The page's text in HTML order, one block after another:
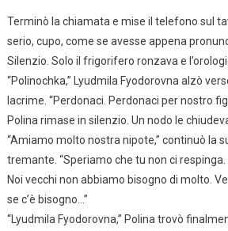
Terminò la chiamata e mise il telefono sul
serio, cupo, come se avesse appena
Silenzio. Solo il frigorifero ronzava e
“Polinochka,” Lyudmila Fyodorovna alzò
lacrime. “Perdonaci. Perdonaci per nostro
Polina rimase in silenzio. Un nodo le
“Amiamo molto nostra nipote,” continuò la
tremante. “Speriamo che tu non ci
Noi vecchi non abbiamo bisogno di molto.
se c’è bisogno…”
“Lyudmila Fyodorovna,” Polina trovò